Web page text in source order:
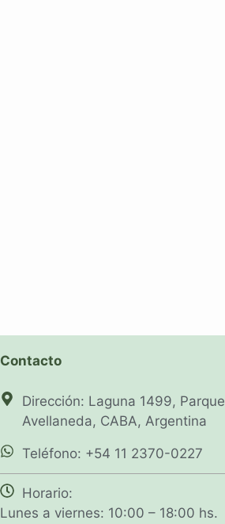
Contacto
Dirección: Laguna 1499, Parque
Avellaneda, CABA, Argentina
Teléfono: +54 11 2370-0227
Horario:
Lunes a viernes: 10:00 – 18:00 hs.